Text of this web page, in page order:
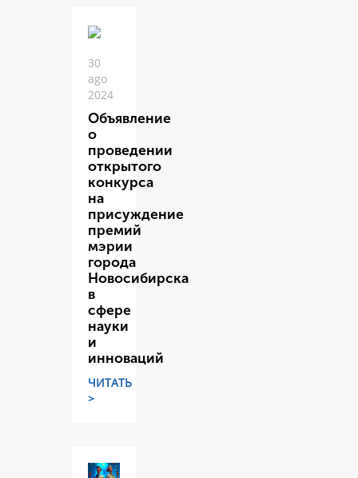
30
ago
2024
Объявление
о
проведении
открытого
конкурса
на
присуждение
премий
мэрии
города
Новосибирска
в
сфере
науки
и
инноваций
ЧИТАТЬ
>